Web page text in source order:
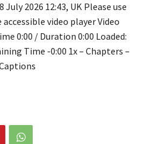
July 2026 12:43, UK Please use
video player Video
0:00 / Duration 0:00 Loaded:
Time -0:00 1x – Chapters –